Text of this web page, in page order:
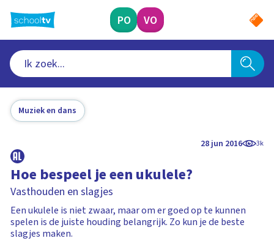
naar
hoofdinhoud
PO VO
Muziek en dans
28 jun 2016 3k
Hoe bespeel je een ukulele?
Vasthouden en slagjes
Een ukulele is niet zwaar, maar om er goed op te kunnen
spelen is de juiste houding belangrijk. Zo kun je de beste
slagjes maken.